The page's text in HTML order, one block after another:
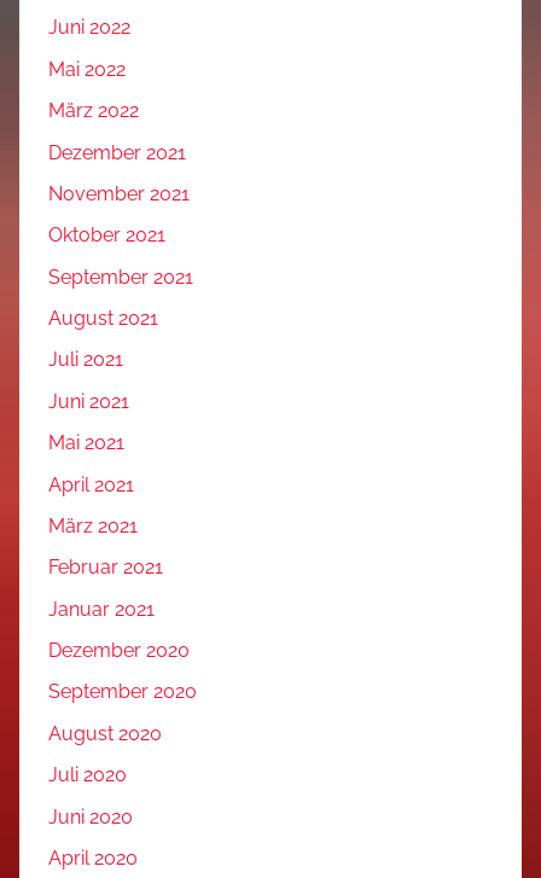
Juni 2022
Mai 2022
März 2022
Dezember 2021
November 2021
Oktober 2021
September 2021
August 2021
Juli 2021
Juni 2021
Mai 2021
April 2021
März 2021
Februar 2021
Januar 2021
Dezember 2020
September 2020
August 2020
Juli 2020
Juni 2020
April 2020